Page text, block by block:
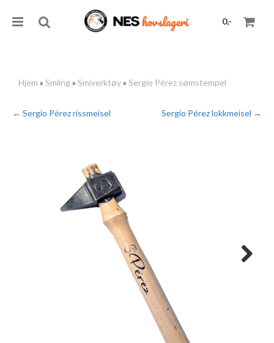
0,-
Hjem » Smiing» Smiverktøy» Sergio Pérez sømstempel
Sergio Pérez lokkmeisel →
← Sergio Pérez rissmeisel